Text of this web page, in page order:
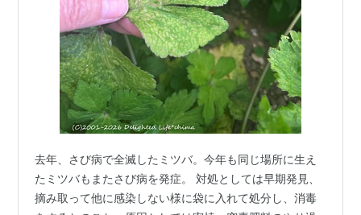
去年、さび病で全滅したミツバ。今年も同じ場所に生え
たミツバもまたさび病を発症。 対処としては早期発見、
摘み取って他に感染しない様に袋に入れて処分し、消毒